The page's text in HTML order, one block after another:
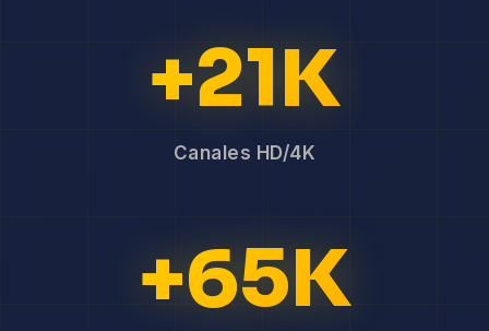
+21K
Canales HD/4K
+65K